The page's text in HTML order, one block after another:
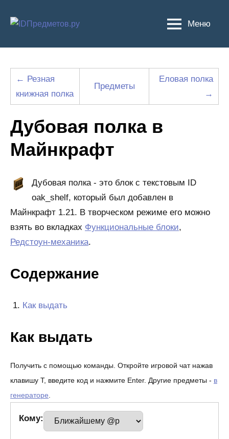
Меню
← Резная
книжная полка
Предметы
Еловая полка
→
Дубовая полка в
Майнкрафт
Дубовая полка - это блок с текстовым ID
oak_shelf, который был добавлен в
Майнкрафт 1.21. В творческом режиме его можно
взять во вкладках Функциональные блоки,
Редстоун-механика.
Содержание
Как выдать
Как выдать
Получить с помощью команды. Откройте игровой чат нажав
клавишу T, введите код и нажмите Enter. Другие предметы - в
генераторе.
Кому: